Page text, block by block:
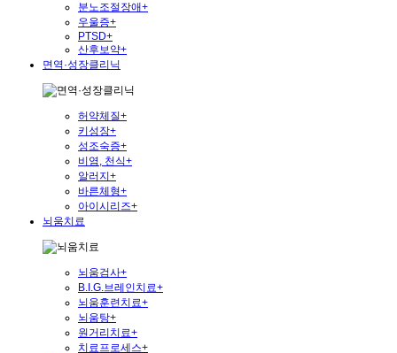
분노조절장애+
우울증+
PTSD+
산후보약+
면역·성장클리닉
허약체질+
키성장+
성조숙증+
비염, 천식+
알러지 +
바른체형+
아이시리즈+
뇌움치료
뇌움검사+
B.I.G.브레인치료+
뇌움훈련치료+
뇌움탕+
원거리치료+
치료프로세스+